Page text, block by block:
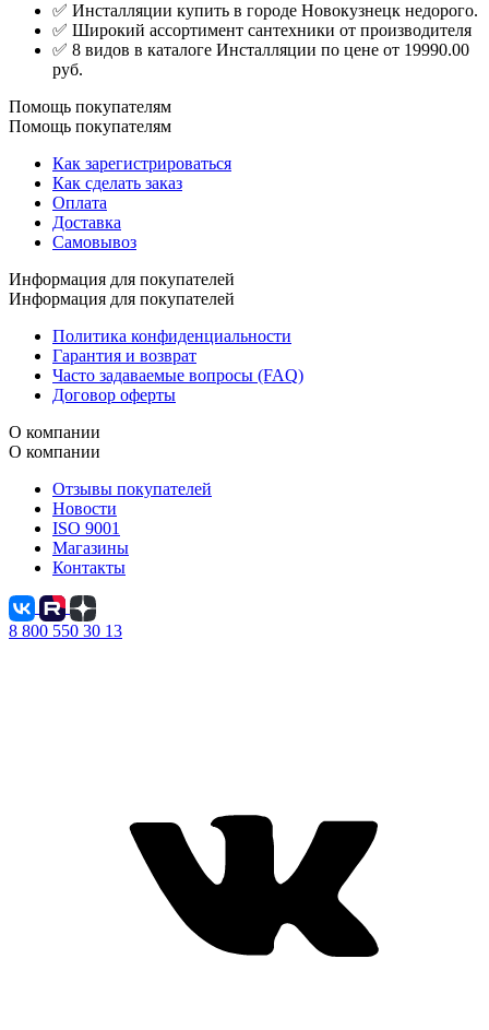
✅ Инсталляции купить в городе Новокузнецк недорого.
✅ Широкий ассортимент сантехники от производителя
✅ 8 видов в каталоге Инсталляции по цене от 19990.00
руб.
Помощь покупателям
Помощь покупателям
Как зарегистрироваться
Как сделать заказ
Оплата
Доставка
Самовывоз
Информация для покупателей
Информация для покупателей
Политика конфиденциальности
Гарантия и возврат
Часто задаваемые вопросы (FAQ)
Договор оферты
О компании
О компании
Отзывы покупателей
Новости
ISO 9001
Магазины
Контакты
8 800 550 30 13